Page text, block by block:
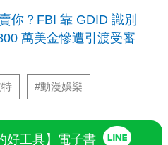
你？FBI 靠 GDID 識別
萬美金慘遭引渡受審
#動漫娛樂
好工具】電子書